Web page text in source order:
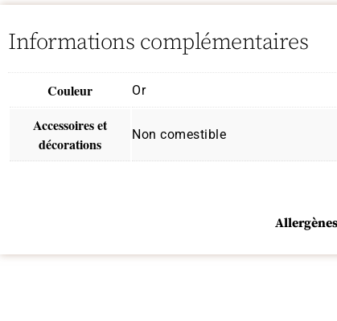
Informations complémentaires
Couleur Or
Accessoires et
décorations
Non comestible
Allergènes